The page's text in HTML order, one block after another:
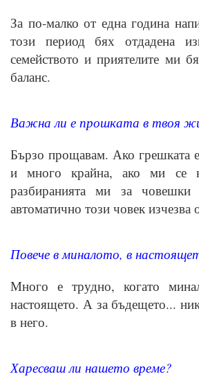
За по-малко от една година
този период бях отдадена
семейството и приятелите ми
баланс.
Важна ли е прошката в твоя
Бързо прощавам. Ако грешката
и много крайна, ако ми се
разбиранията ми за
автоматично този човек изчезва
Повече в миналото, в
Много е трудно, когато
настоящето. А за бъдещето...
в него.
Харесваш ли нашето време?